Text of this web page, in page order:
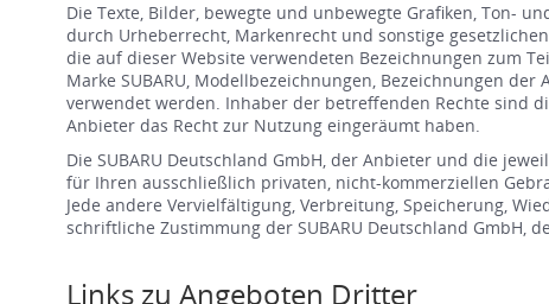
Die Texte, Bilder, bewegte und unbewegte Grafiken, Ton-
durch Urheberrecht, Markenrecht und sonstige
die auf dieser Website verwendeten Bezeichnungen zum
Marke SUBARU, Modellbezeichnungen, Bezeichnungen
verwendet werden. Inhaber der betreffenden Rechte sind
Anbieter das Recht zur Nutzung eingeräumt haben.
Die SUBARU Deutschland GmbH, der Anbieter und die
für Ihren ausschließlich privaten, nicht-kommerziellen
Jede andere Vervielfältigung, Verbreitung, Speicherung,
schriftliche Zustimmung der SUBARU Deutschland GmbH,
Links zu Angeboten Dritter